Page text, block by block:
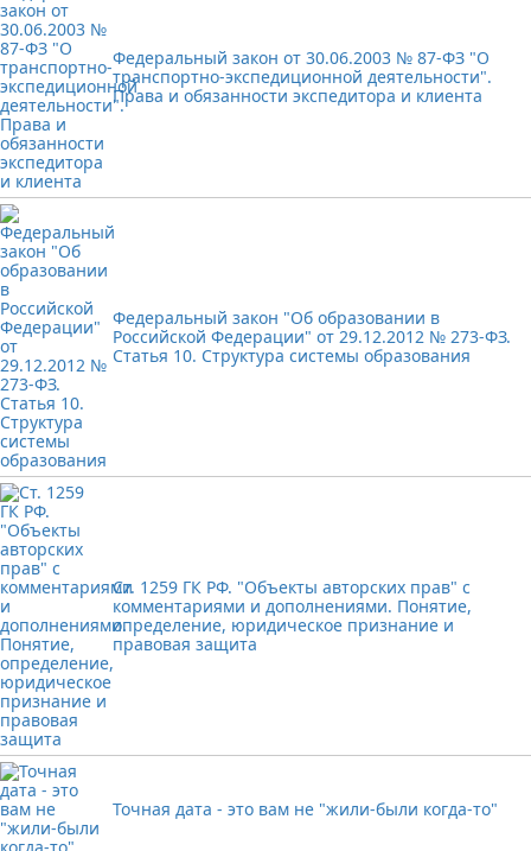
Федеральный закон от 30.06.2003 № 87-ФЗ "О
транспортно-экспедиционной деятельности".
Права и обязанности экспедитора и клиента
Федеральный закон "Об образовании в
Российской Федерации" от 29.12.2012 № 273-ФЗ.
Статья 10. Структура системы образования
Ст. 1259 ГК РФ. "Объекты авторских прав" с
комментариями и дополнениями. Понятие,
определение, юридическое признание и
правовая защита
Точная дата - это вам не "жили-были когда-то"